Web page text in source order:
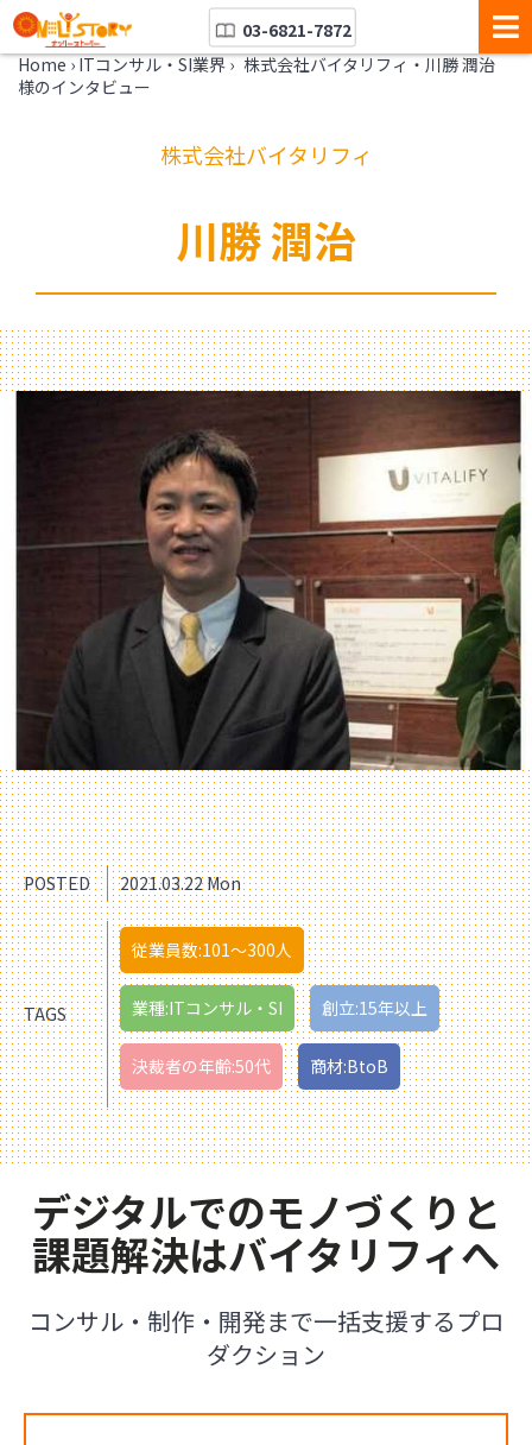
03-6821-7872
Home › ITコンサル・SI業界 › 株式会社バイタリフィ・川勝 潤治
様のインタビュー
株式会社バイタリフィ
川勝 潤治
POSTED 2021.03.22 Mon
TAGS
従業員数:101〜300人
業種:ITコンサル・SI 創立:15年以上
決裁者の年齢:50代 商材:BtoB
デジタルでのモノづくりと
課題解決はバイタリフィへ
コンサル・制作・開発まで一括支援するプロ
ダクション